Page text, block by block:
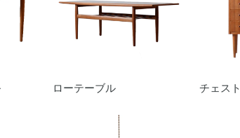
ローテーブル チェスト